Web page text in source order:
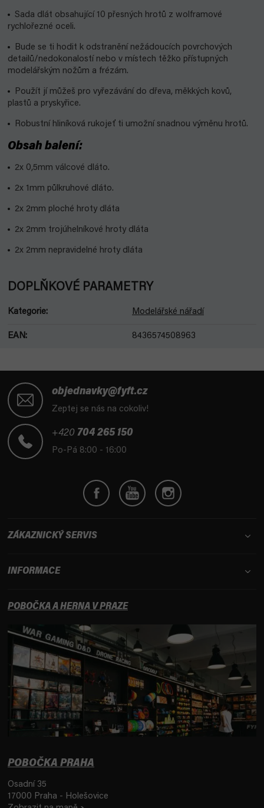
Sada dlát obsahující 10 přesných hrotů z wolframové
rychlořezné oceli.
Bude se ti hodit k odstranění nežádoucích povrchových
detailů/nedokonalostí nebo v místech těžko přístupných
modelářským nožům a frézám.
Použít jí můžeš pro vyřezávání do dřeva, měkkých kovů,
plastů a pryskyřice.
Robustní hliníková rukojeť ti umožní snadnou výměnu hrotů.
Obsah balení:
2x 0,5mm válcové dláto.
2x 1mm půlkruhové dláto.
2x 2mm ploché hroty dláta
2x 2mm trojúhelníkové hroty dláta
2x 2mm nepravidelné hroty dláta
DOPLŇKOVÉ PARAMETRY
Kategorie: Modelářské nářadí
EAN: 8436574508963
objednavky@fyft.cz
Zeptej se nás na cokoliv!
+420 704 265 150
Po-Pá 8:00 - 16:00
ZÁKAZNICKÝ SERVIS
INFORMACE
POBOČKA A HERNA V PRAZE
POBOČKA PRAHA
Osadní 35
17000 Praha - Holešovice